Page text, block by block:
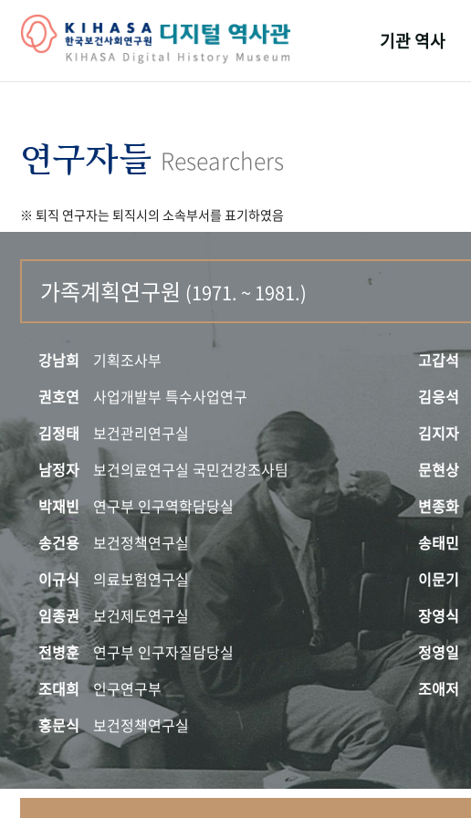
기관 역사
연구자들 Researchers
※ 퇴직 연구자는 퇴직시의 소속부서를 표기하였음
가족계획연구원 (1971. ~ 1981.)
강남희 기획조사부 고갑석
권호연
사업개발부 특수사업연구 김응석
김정태
보건관리연구실 김지자
남정자
보건의료연구실 국민건강조사팀 문현상
박재빈
연구부 인구역학담당실 변종화
송건용
보건정책연구실 송태민
이규식
의료보험연구실 이문기
임종권
보건제도연구실 장영식
전병훈
연구부 인구자질담당실 정영일
조대희
인구연구부 조애저
홍문식
보건정책연구실